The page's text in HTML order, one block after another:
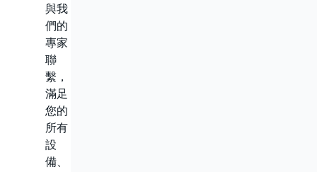
與我
們的
專家
聯
繫，
滿足
您的
所有
設
備、